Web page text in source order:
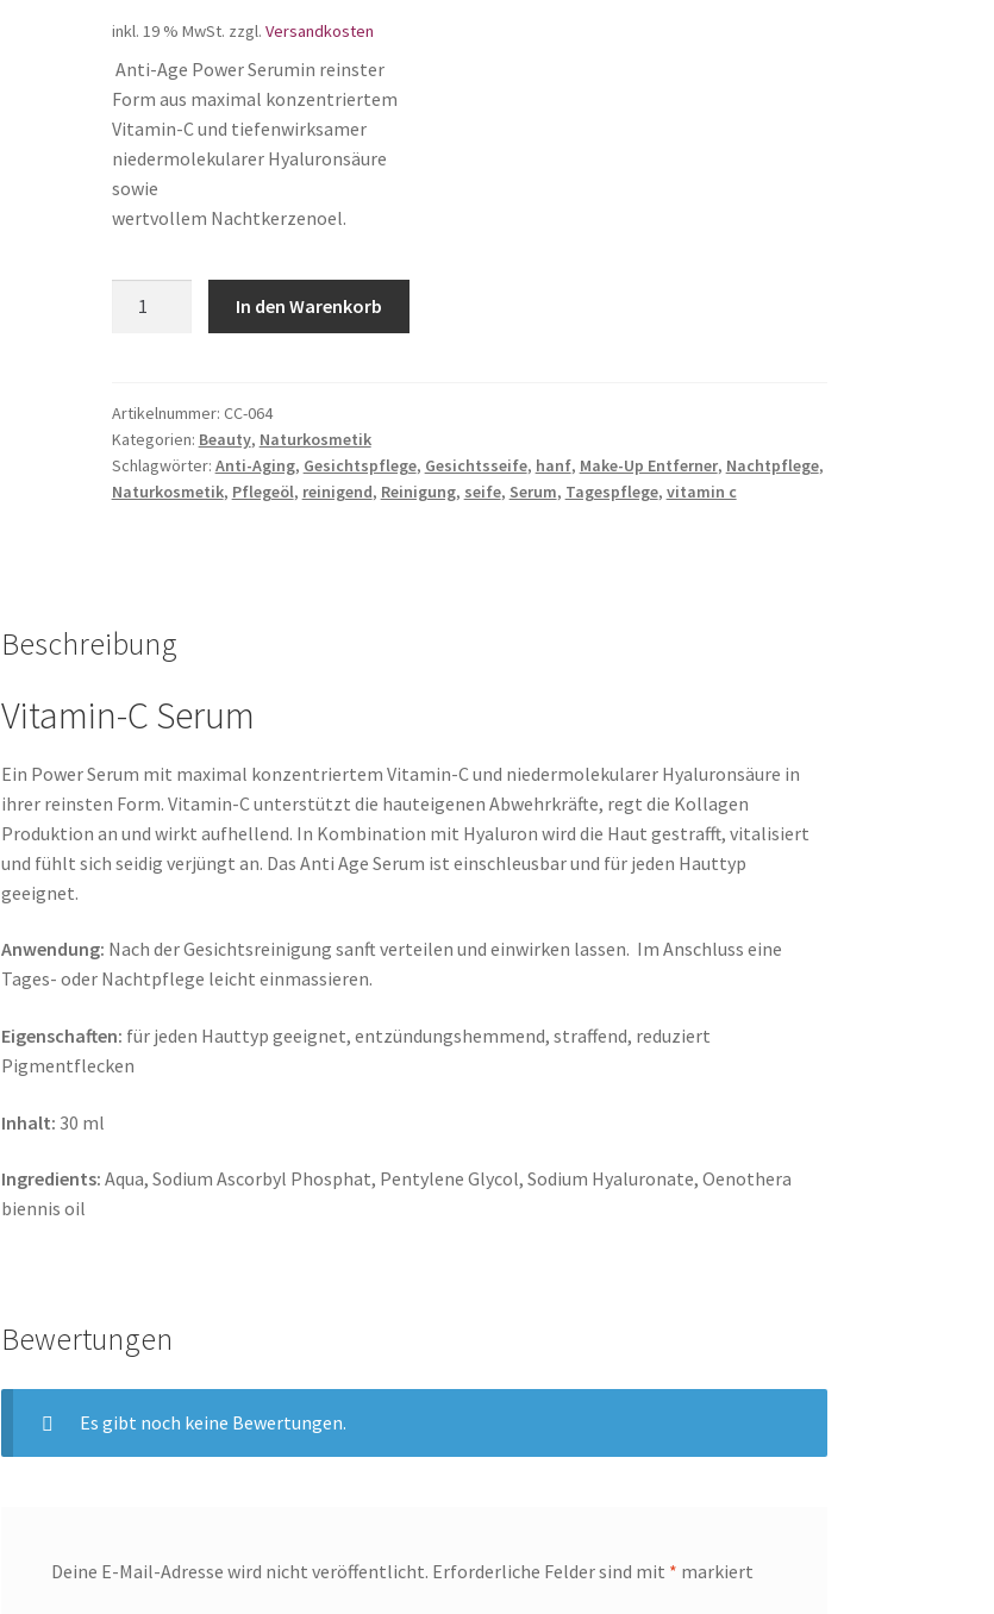
inkl. 19 % MwSt. zzgl. Versandkosten
Anti-Age Power Serumin reinster
Form aus maximal konzentriertem
Vitamin-C und tiefenwirksamer
niedermolekularer Hyaluronsäure
sowie
wertvollem Nachtkerzenoel.
In den Warenkorb
Artikelnummer: CC-064
Kategorien: Beauty, Naturkosmetik
Schlagwörter: Anti-Aging, Gesichtspflege, Gesichtsseife, hanf, Make-Up Entferner, Nachtpflege,
Naturkosmetik, Pflegeöl, reinigend, Reinigung, seife, Serum, Tagespflege, vitamin c
Beschreibung
Vitamin-C Serum
Ein Power Serum mit maximal konzentriertem Vitamin-Cund niedermolekularer Hyaluronsäure in
ihrer reinsten Form. Vitamin-C unterstützt die hauteigenen Abwehrkräfte, regt die Kollagen
Produktion an und wirkt aufhellend. In Kombination mit Hyaluron wird die Haut gestrafft, vitalisiert
und fühlt sich seidig verjüngt an. Das Anti Age Serum ist einschleusbarund für jeden Hauttyp
geeignet.
Anwendung: Nach der Gesichtsreinigung sanft verteilen und einwirken lassen. Im Anschluss eine
Tages- oder Nachtpflege leicht einmassieren.
Eigenschaften: für jeden Hauttyp geeignet, entzündungshemmend, straffend, reduziert
Pigmentflecken
Inhalt:30 ml
Ingredients: Aqua, Sodium Ascorbyl Phosphat, Pentylene Glycol, Sodium Hyaluronate, Oenothera
biennis oil
Bewertungen
Es gibt noch keine Bewertungen.
Deine E-Mail-Adresse wird nicht veröffentlicht. Erforderliche Felder sind mit * markiert